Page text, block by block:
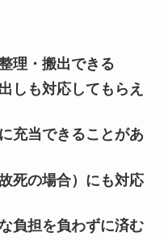
理・搬出できる
しも対応してもらえ
充当できることがあ
死の場合）にも対応
負担を負わずに済む